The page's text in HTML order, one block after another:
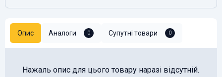
Опис Аналоги 0 Супутні товари 0
Нажаль опис для цього товару наразі відсутній.